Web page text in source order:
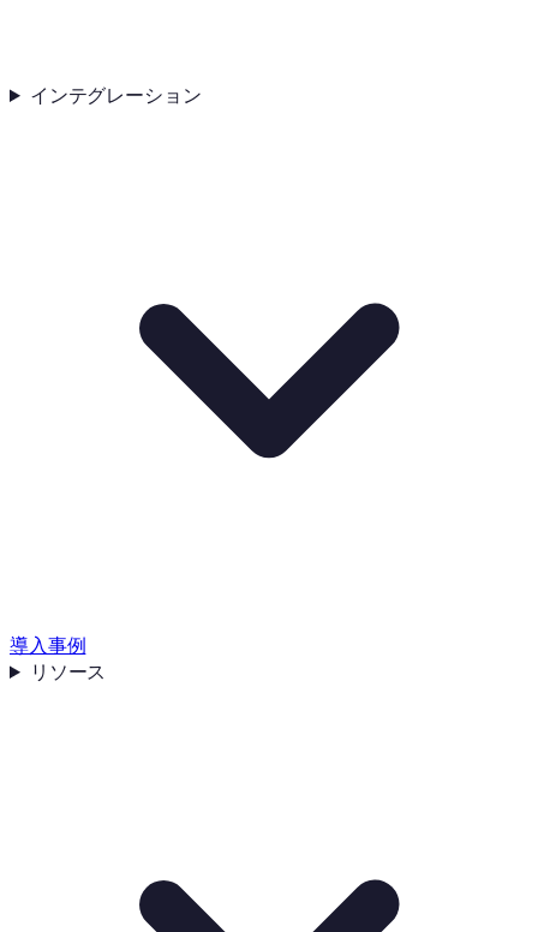
インテグレーション
導入事例
リソース